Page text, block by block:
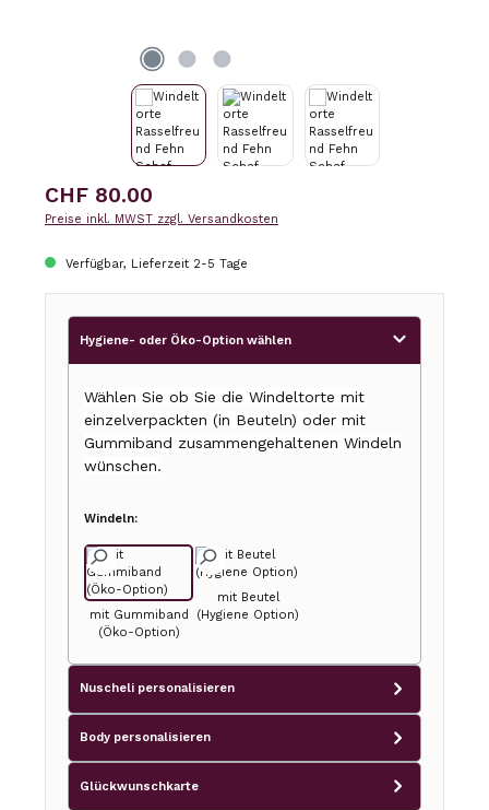
Regulärer Preis:
CHF 80.00
Preise inkl. MWST zzgl. Versandkosten
Verfügbar, Lieferzeit 2-5 Tage
Hygiene- oder Öko-Option wählen
Wählen Sie ob Sie die Windeltorte mit
einzelverpackten (in Beuteln) oder mit
Gummiband zusammengehaltenen Windeln
wünschen.
Windeln:
mit Gummiband
(Öko-Option)
mit Beutel
(Hygiene Option)
Nuscheli personalisieren
Body personalisieren
Glückwunschkarte